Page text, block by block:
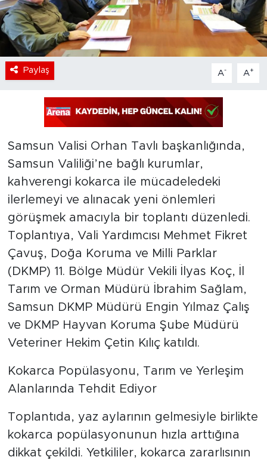
Paylaş A- A+
Samsun Valisi Orhan Tavlı başkanlığında,
Samsun Valiliği’ne bağlı kurumlar,
kahverengi kokarca ile mücadeledeki
ilerlemeyi ve alınacak yeni önlemleri
görüşmek amacıyla bir toplantı düzenledi.
Toplantıya, Vali Yardımcısı Mehmet Fikret
Çavuş, Doğa Koruma ve Milli Parklar
(DKMP) 11. Bölge Müdür Vekili İlyas Koç, İl
Tarım ve Orman Müdürü İbrahim Sağlam,
Samsun DKMP Müdürü Engin Yılmaz Çalış
ve DKMP Hayvan Koruma Şube Müdürü
Veteriner Hekim Çetin Kılıç katıldı.
Kokarca Popülasyonu, Tarım ve Yerleşim
Alanlarında Tehdit Ediyor
Toplantıda, yaz aylarının gelmesiyle birlikte
kokarca popülasyonunun hızla arttığına
dikkat çekildi. Yetkililer, kokarca zararlısının